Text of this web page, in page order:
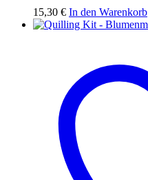
15,30 € In den Warenkorb